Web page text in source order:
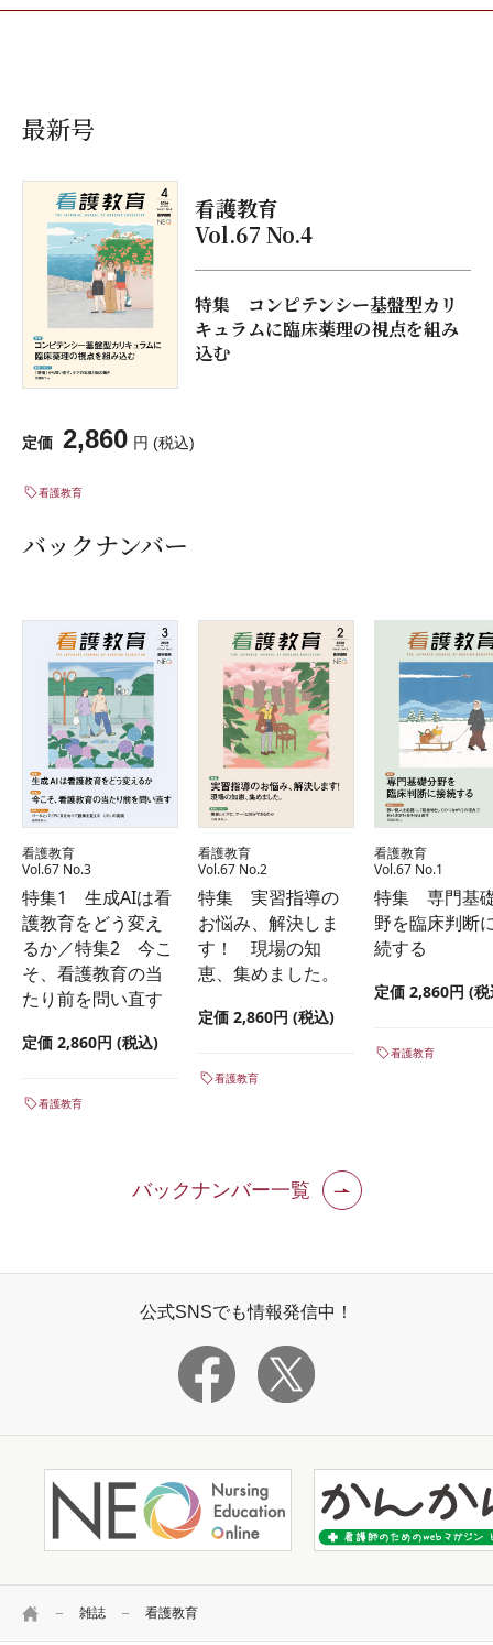
HOME 雑誌 看護教育
最新号
看護教育
Vol.67 No.4
特集 コンピテンシー基盤型カリ
キュラムに臨床薬理の視点を組み
込む
定価 2,860 円 (税込)
看護教育
バックナンバー
看護教育
Vol.67 No.3
特集1 生成AIは看
護教育をどう変え
るか／特集2 今こ
そ、看護教育の当
たり前を問い直す
定価 2,860円 (税込)
看護教育
看護教育
Vol.67 No.2
特集 実習指導の
お悩み、解決しま
す！ 現場の知
恵、集めました。
定価 2,860円 (税込)
看護教育
看護教育
Vol.67 No.1
特集 専門基
野を臨床判断
続する
定価 2,860円 (
看護教育
バックナンバー一覧
公式SNSでも情報発信中！